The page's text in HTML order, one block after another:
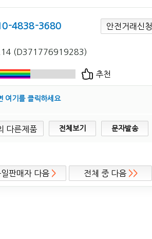
4838-3680 안전거래신청
(D371776919283)
추천
여기를 클릭하세요
전체보기 문자발송
판매자 다음 > 전체 중 다음 >>